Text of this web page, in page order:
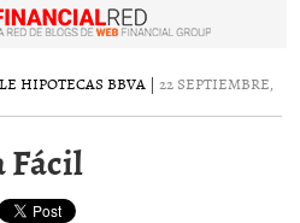
HIPOTECAS BBVA | 22 SEPTIEMBRE,
Fácil